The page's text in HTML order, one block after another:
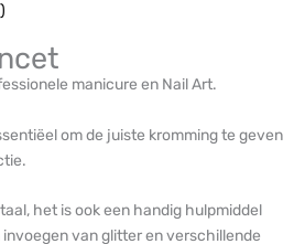
manicure en Nail Art.
om de juiste kromming te geven
het is ook een handig hulpmiddel
van glitter en verschillende